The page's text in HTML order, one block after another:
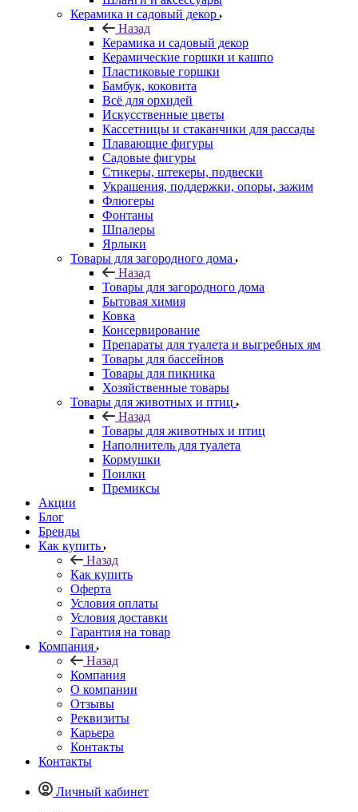
Керамика и садовый декор
Назад
Керамика и садовый декор
Керамические горшки и кашпо
Пластиковые горшки
Бамбук, коковита
Всё для орхидей
Искусственные цветы
Кассетницы и стаканчики для рассады
Плавающие фигуры
Садовые фигуры
Стикеры, штекеры, подвески
Украшения, поддержки, опоры, зажим
Флюгеры
Фонтаны
Шпалеры
Ярлыки
Товары для загородного дома
Назад
Товары для загородного дома
Бытовая химия
Ковка
Консервирование
Препараты для туалета и выгребных ям
Товары для бассейнов
Товары для пикника
Хозяйственные товары
Товары для животных и птиц
Назад
Товары для животных и птиц
Наполнитель для туалета
Кормушки
Поилки
Премиксы
Акции
Блог
Бренды
Как купить
Назад
Как купить
Оферта
Условия оплаты
Условия доставки
Гарантия на товар
Компания
Назад
Компания
О компании
Отзывы
Реквизиты
Карьера
Контакты
Контакты
Личный кабинет